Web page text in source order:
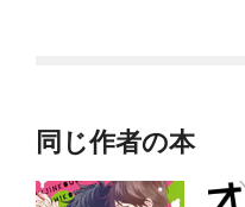
同じ作者の本